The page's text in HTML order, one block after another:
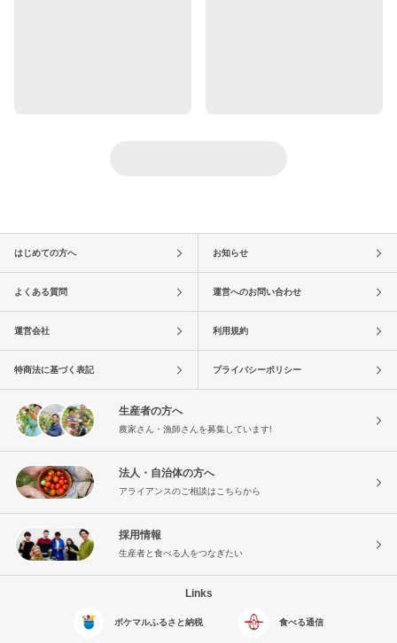
はじめての方へ お知らせ
よくある質問 運営へのお問い合わせ
運営会社 利用規約
特商法に基づく表記 プライバシーポリシー
生産者の方へ
農家さん・漁師さんを募集しています!
法人・自治体の方へ
アライアンスのご相談はこちらから
採用情報
生産者と食べる人をつなぎたい
Links
ポケマルふるさと納税 食べる通信